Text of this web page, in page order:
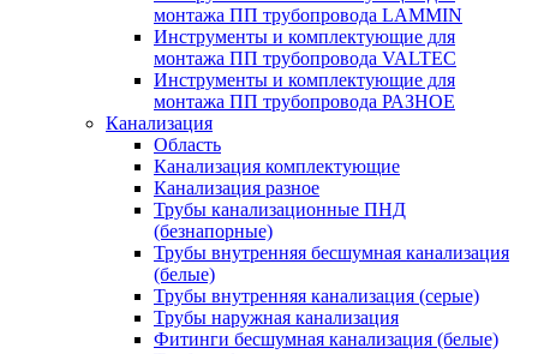
монтажа ПП трубопровода LAMMIN
Инструменты и комплектующие для
монтажа ПП трубопровода VALTEC
Инструменты и комплектующие для
монтажа ПП трубопровода РАЗНОЕ
Канализация
Область
Канализация комплектующие
Канализация разное
Трубы канализационные ПНД
(безнапорные)
Трубы внутренняя бесшумная канализация
(белые)
Трубы внутренняя канализация (серые)
Трубы наружная канализация
Фитинги бесшумная канализация (белые)